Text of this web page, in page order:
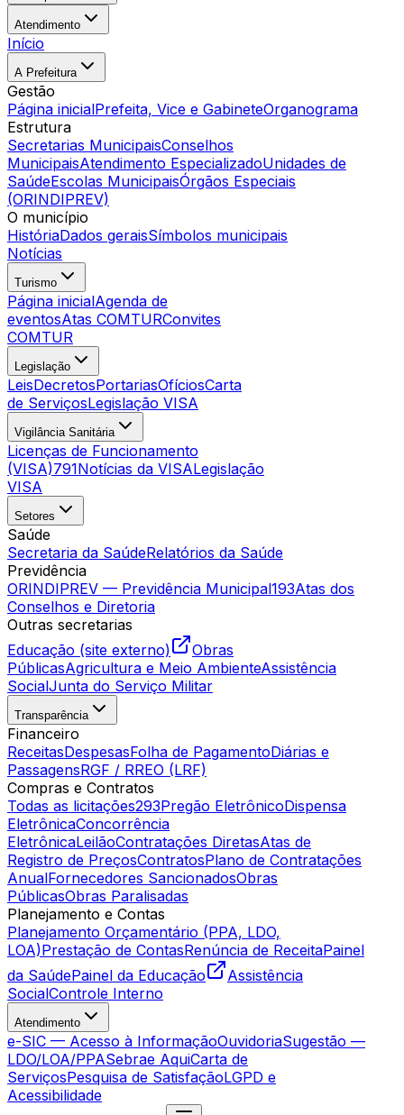
Atendimento
Início
A Prefeitura
Gestão
Página inicialPrefeita, Vice e GabineteOrganograma
Estrutura
Secretarias MunicipaisConselhos
MunicipaisAtendimento EspecializadoUnidades de
SaúdeEscolas MunicipaisÓrgãos Especiais
(ORINDIPREV)
O município
HistóriaDados geraisSímbolos municipais
Notícias
Turismo
Página inicialAgenda de
eventosAtas COMTURConvites
COMTUR
Legislação
LeisDecretosPortariasOfíciosCarta
de ServiçosLegislação VISA
Vigilância Sanitária
Licenças de Funcionamento
(VISA)791Notícias da VISALegislação
VISA
Setores
Saúde
Secretaria da SaúdeRelatórios da Saúde
Previdência
ORINDIPREV — Previdência Municipal193Atas dos
Conselhos e Diretoria
Outras secretarias
Educação (site externo)
Obras
PúblicasAgricultura e Meio AmbienteAssistência
SocialJunta do Serviço Militar
Transparência
Financeiro
ReceitasDespesasFolha de PagamentoDiárias e
PassagensRGF / RREO (LRF)
Compras e Contratos
Todas as licitações293Pregão EletrônicoDispensa
EletrônicaConcorrência
EletrônicaLeilãoContratações DiretasAtas de
Registro de PreçosContratosPlano de Contratações
AnualFornecedores SancionadosObras
PúblicasObras Paralisadas
Planejamento e Contas
Planejamento Orçamentário (PPA, LDO,
LOA)Prestação de ContasRenúncia de ReceitaPainel
da SaúdePainel da Educação
Assistência
SocialControle Interno
Atendimento
e-SIC — Acesso à InformaçãoOuvidoriaSugestão —
LDO/LOA/PPASebrae AquiCarta de
ServiçosPesquisa de SatisfaçãoLGPD e
Acessibilidade